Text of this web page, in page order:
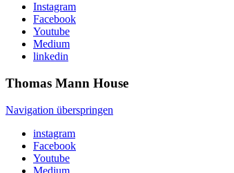
Instagram
Facebook
Youtube
Medium
linkedin
Thomas Mann House
Navigation überspringen
instagram
Facebook
Youtube
Medium